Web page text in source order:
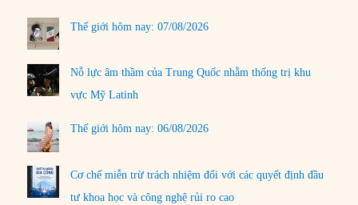
Thế giới hôm nay: 07/08/2026
Nỗ lực âm thầm của Trung Quốc nhằm thống trị khu
vực Mỹ Latinh
Thế giới hôm nay: 06/08/2026
Cơ chế miễn trừ trách nhiệm đối với các quyết định đầu
tư khoa học và công nghệ rủi ro cao